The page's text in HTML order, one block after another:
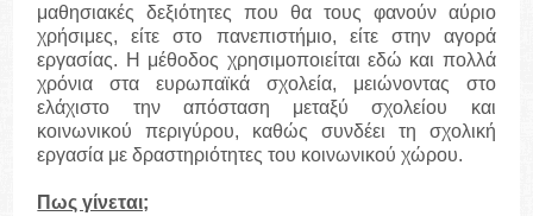
μαθησιακές δεξιότητες που θα τους φανούν αύριο
χρήσιμες, είτε στο πανεπιστήμιο, είτε στην αγορά
εργασίας. Η μέθοδος χρησιμοποιείται εδώ και πολλά
χρόνια στα ευρωπαϊκά σχολεία, μειώνοντας στο
ελάχιστο την απόσταση μεταξύ σχολείου και
κοινωνικού περιγύρου, καθώς συνδέει τη σχολική
εργασία με δραστηριότητες του κοινωνικού χώρου.
Πως γίνεται;